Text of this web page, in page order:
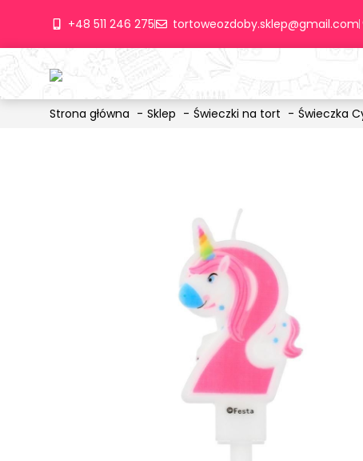
+48 511 246 275 tortoweozdoby.sklep@gmail.com
Strona główna Sklep Świeczki na tort Świeczka